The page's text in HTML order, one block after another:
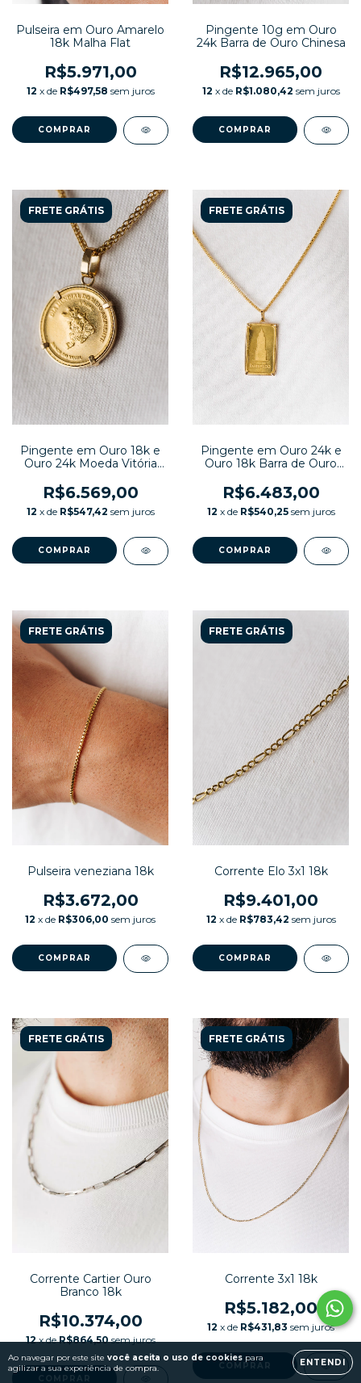
Ao navegar por este site você aceita o uso de cookies para
agilizar a sua experiência de compra.
ENTENDI
Pulseira em Ouro Amarelo
18k Malha Flat
R$5.971,00
12 x de R$497,58 sem juros
COMPRAR
Pingente 10g em Ouro
24k Barra de Ouro Chinesa
R$12.965,00
12 x de R$1.080,42 sem juros
FRETE GRÁTIS
Pingente em Ouro 18k e
Ouro 24k Moeda Vitória
R$6.569,00
12 x de R$547,42 sem juros
FRETE GRÁTIS
Pingente em Ouro 24k e
Ouro 18k Barra de Ouro
R$6.483,00
12 x de R$540,25 sem juros
FRETE GRÁTIS
Pulseira veneziana 18k
R$3.672,00
12 x de R$306,00 sem juros
FRETE GRÁTIS
Corrente Elo 3x1 18k
R$9.401,00
12 x de R$783,42 sem juros
FRETE GRÁTIS
Corrente Cartier Ouro
Branco 18k
R$10.374,00
12 x deR$864,50 sem juros
FRETE GRÁTIS
Corrente 3x1 18k
R$5.182,00
12 x de R$431,83 sem juros